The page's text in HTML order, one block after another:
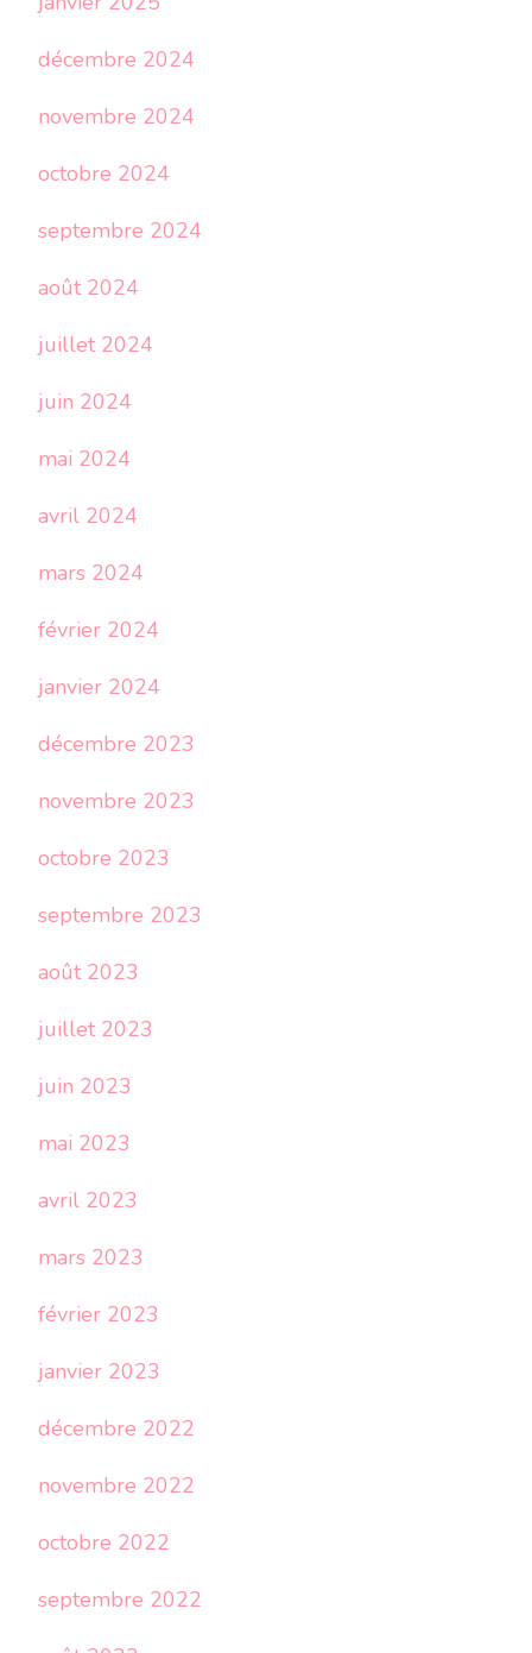
décembre 2024
novembre 2024
octobre 2024
septembre 2024
août 2024
juillet 2024
juin 2024
mai 2024
avril 2024
mars 2024
février 2024
janvier 2024
décembre 2023
novembre 2023
octobre 2023
septembre 2023
août 2023
juillet 2023
juin 2023
mai 2023
avril 2023
mars 2023
février 2023
janvier 2023
décembre 2022
novembre 2022
octobre 2022
septembre 2022